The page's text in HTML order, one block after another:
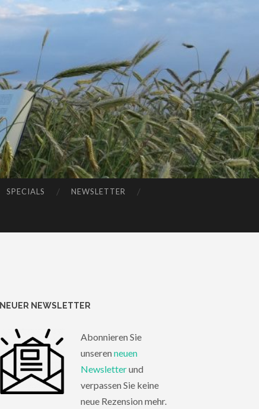
SPECIALS NEWSLETTER
NEUER NEWSLETTER
Abonnieren Sie
unserenneuen
Newsletterund
verpassen Sie keine
neue Rezension mehr.